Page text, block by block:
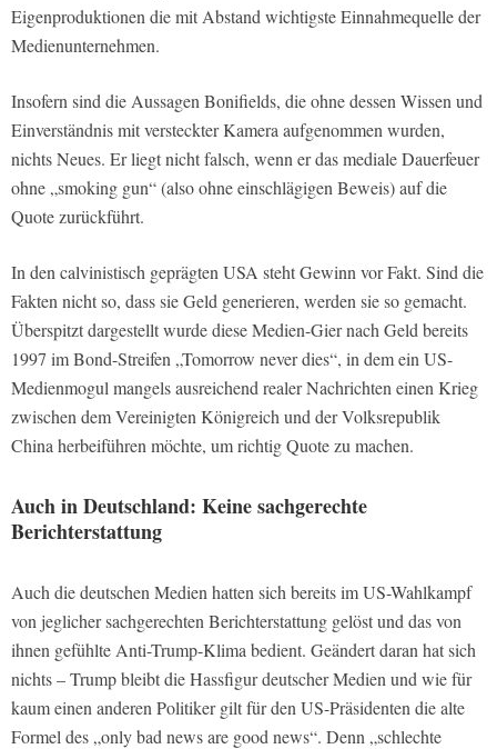
Eigenproduktionen die mit Abstand wichtigste Einnahmequelle der
Medienunternehmen.
Insofern sind die Aussagen Bonifields, die ohne dessen Wissen und
Einverständnis mit versteckter Kamera aufgenommen wurden,
nichts Neues. Er liegt nicht falsch, wenn er das mediale Dauerfeuer
ohne „smoking gun“ (also ohne einschlägigen Beweis) auf die
Quote zurückführt.
In den calvinistisch geprägten USA steht Gewinn vor Fakt. Sind die
Fakten nicht so, dass sie Geld generieren, werden sie so gemacht.
Überspitzt dargestellt wurde diese Medien-Gier nach Geld bereits
1997 im Bond-Streifen „Tomorrow never dies“, in dem ein US-
Medienmogul mangels ausreichend realer Nachrichten einen Krieg
zwischen dem Vereinigten Königreich und der Volksrepublik
China herbeiführen möchte, um richtig Quote zu machen.
Auch in Deutschland: Keine sachgerechte
Berichterstattung
Auch die deutschen Medien hatten sich bereits im US-Wahlkampf
von jeglicher sachgerechten Berichterstattung gelöst und das von
ihnen gefühlte Anti-Trump-Klima bedient. Geändert daran hat sich
nichts – Trump bleibt die Hassfigur deutscher Medien und wie für
kaum einen anderen Politiker gilt für den US-Präsidenten die alte
Formel des „only bad news are good news“. Denn „schlechte